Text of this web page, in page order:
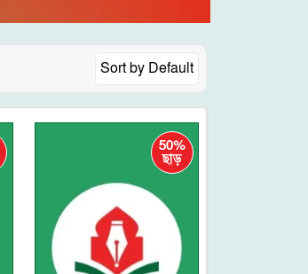
Sort by Default
50%
ছাড়